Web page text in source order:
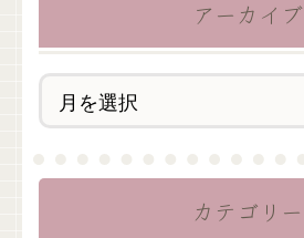
アーカイブ
カテゴリー